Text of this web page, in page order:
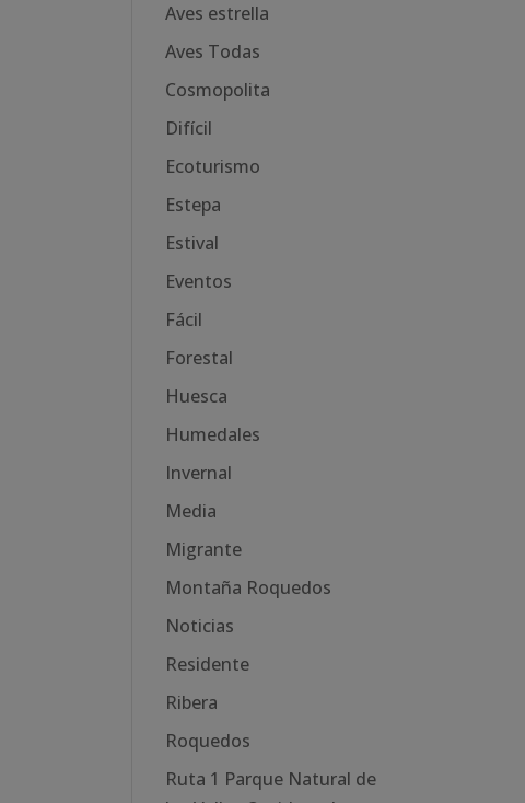
Aves estrella
Aves Todas
Cosmopolita
Difícil
Ecoturismo
Estepa
Estival
Eventos
Fácil
Forestal
Huesca
Humedales
Invernal
Media
Migrante
Montaña Roquedos
Noticias
Residente
Ribera
Roquedos
Ruta 1 Parque Natural de